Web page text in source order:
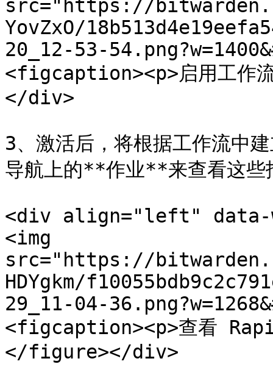
src="https://
YovZxO/
20_12-53-
<figcaption><p>启用工
</div>
3、激活后，将根据工作流中
导航上的**作业**来查看这些
<div align="left" data-
<img
src="https://
HDYgkm/
29_11-04-
<figcaption><p>查看